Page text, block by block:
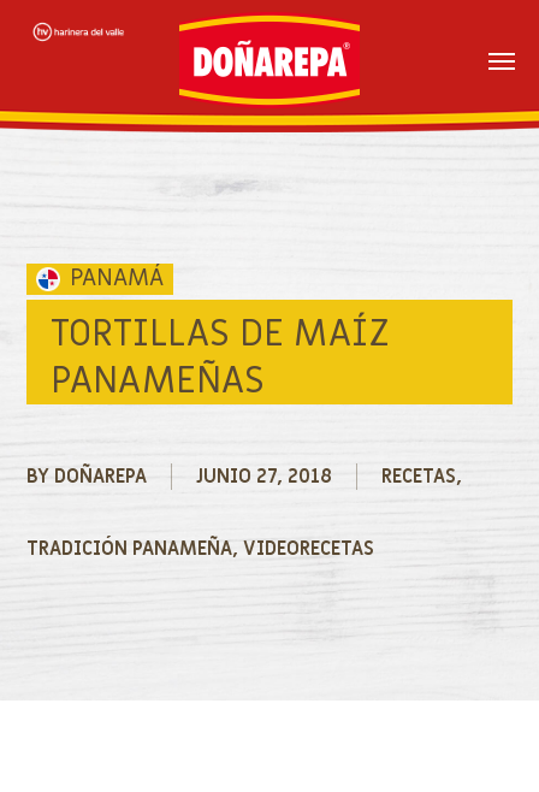
Skip
content
TORTILLAS DE MAÍZ
PANAMEÑAS
BY DOÑAREPA JUNIO 27, 2018 RECETAS,
TRADICIÓN PANAMEÑA,VIDEORECETAS